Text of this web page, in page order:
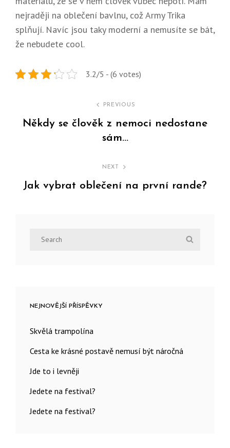
nejraději na oblečení bavlnu, což Army Trika
splňují. Navíc jsou taky moderní a nemusíte se bát,
že nebudete cool.
3.2/5 - (6 votes)
pro
PREVIOUS
Někdy se člověk z nemoci nedostane
sám…
NEXT
Jak vybrat oblečení na první rande?
Search
NEJNOVĚJŠÍ PŘÍSPĚVKY
Skvělá trampolína
Cesta ke krásné postavě nemusí být náročná
Jde to i levněji
Jedete na festival?
Jedete na festival?